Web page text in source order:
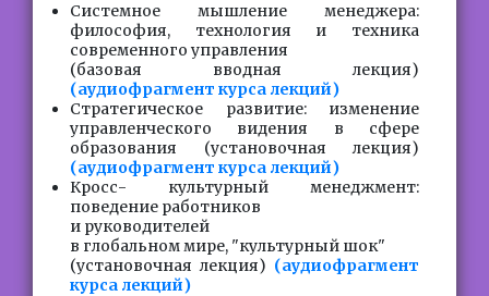
Системное мышление менеджера:
философия, технология и техника
современного управления
(базовая вводная лекция)
(аудиофрагмент курса лекций)
Стратегическое развитие: изменение
управленческого видения в сфере
образования (установочная лекция)
(аудиофрагмент курса лекций)
Кросс- культурный менеджмент:
поведение работников
и руководителей
в глобальном мире, "культурный шок"
(установочная лекция) (аудиофрагмент
курса лекций)